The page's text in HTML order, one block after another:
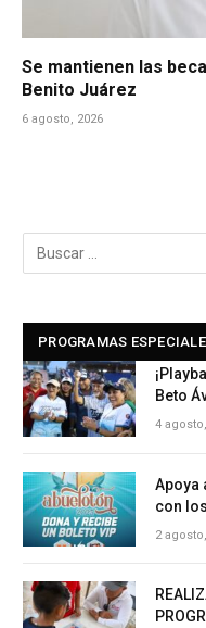
Se mantienen las
Benito Juárez
6 agosto, 2026
PROGRAMAS
Beto
4
Apoya
con
2